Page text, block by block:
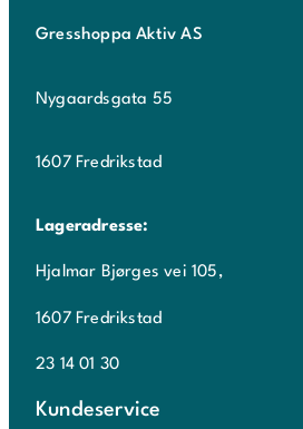
Gresshoppa Aktiv AS
Nygaardsgata 55
1607 Fredrikstad
Lageradresse:
Hjalmar Bjørges vei 105,
1607 Fredrikstad
23 14 01 30
Kundeservice